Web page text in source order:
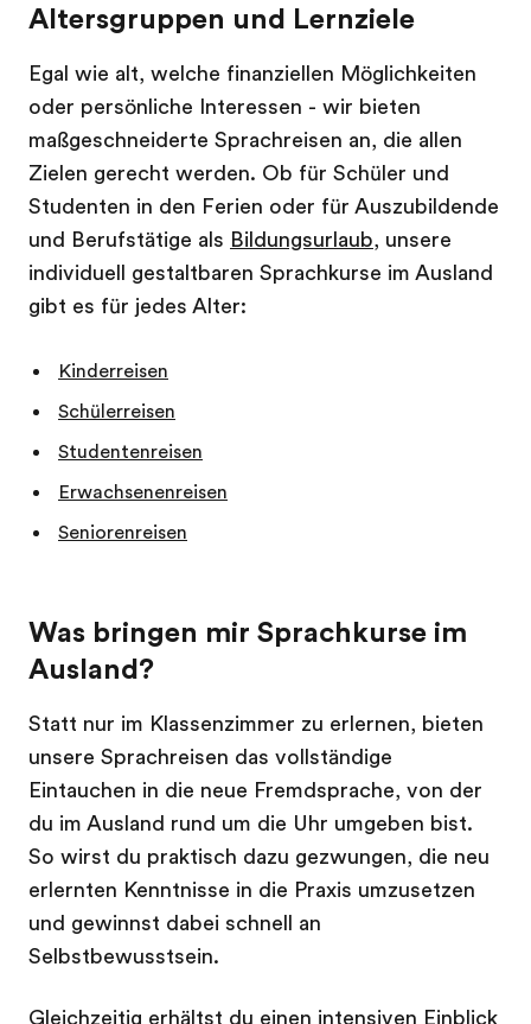
Altersgruppen und Lernziele
Egal wie alt, welche finanziellen Möglichkeiten
oder persönliche Interessen - wir bieten
maßgeschneiderte Sprachreisen an, die allen
Zielen gerecht werden. Ob für Schüler und
Studenten in den Ferien oder für Auszubildende
und Berufstätige als Bildungsurlaub, unsere
individuell gestaltbaren Sprachkurse im Ausland
gibt es für jedes Alter:
Kinderreisen
Schülerreisen
Studentenreisen
Erwachsenenreisen
Seniorenreisen
Was bringen mir Sprachkurse im
Ausland?
Statt nur im Klassenzimmer zu erlernen, bieten
unsere Sprachreisen das vollständige
Eintauchen in die neue Fremdsprache, von der
du im Ausland rund um die Uhr umgeben bist.
So wirst du praktisch dazu gezwungen, die neu
erlernten Kenntnisse in die Praxis umzusetzen
und gewinnst dabei schnell an
Selbstbewusstsein.
Gleichzeitig erhältst du einen intensiven Einblick